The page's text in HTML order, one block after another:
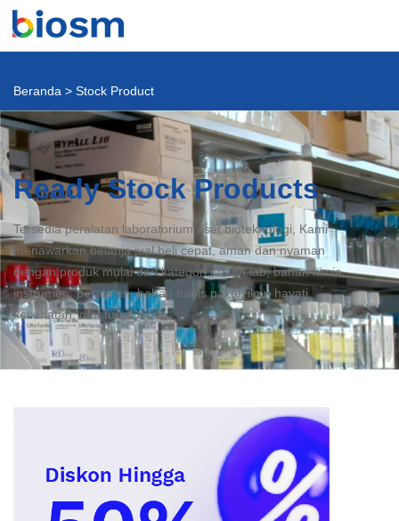
Beranda > Stock Product
Ready Stock Products
Tersedia peralatan laboratorium riset bioteknologi, Kami
menawarkan belanja jual beli cepat, aman dan nyaman
dengan produk mulai dari kategori umum lab, bahan kimia,
instrumen, peralatan, bahan habis pakai, ilmu hayati,
kesehatan, dan furnitur lab